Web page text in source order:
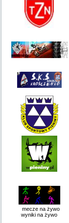
mecze na żywo
wyniki na żywo